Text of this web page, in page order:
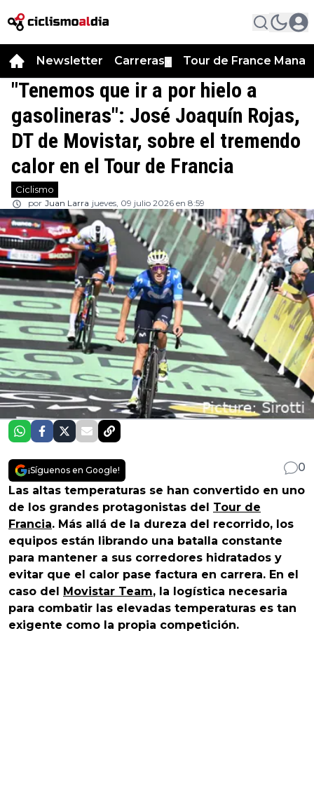
Newsletter Carreras Tour de France
"Tenemos que ir a por hielo a
gasolineras": José Joaquín Rojas,
DT de Movistar, sobre el tremendo
calor en el Tour de Francia
Ciclismo
por Juan Larra jueves, 09 julio 2026 en 8:59
¡Síguenos en Google!
0
Las altas temperaturas se han convertido en uno
de los grandes protagonistas del Tour de
Francia. Más allá de la dureza del recorrido, los
equipos están librando una batalla constante
para mantener a sus corredores hidratados y
evitar que el calor pase factura en carrera. En el
caso del Movistar Team, la logística necesaria
para combatir las elevadas temperaturas es tan
exigente como la propia competición.